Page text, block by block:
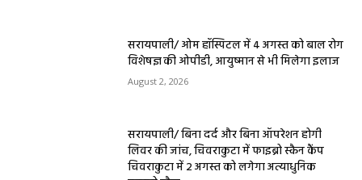
सरायपाली/ ओम हॉस्पिटल में 4 अगस्त को बाल रोग
विशेषज्ञ की ओपीडी, आयुष्मान से भी मिलेगा इलाज
August 2, 2026
सरायपाली/ बिना दर्द और बिना ऑपरेशन होगी
लिवर की जांच, चिवराकुटा में फाइब्रो स्कैन कैंप
चिवराकुटा में 2 अगस्त को लगेगा अत्याधुनिक